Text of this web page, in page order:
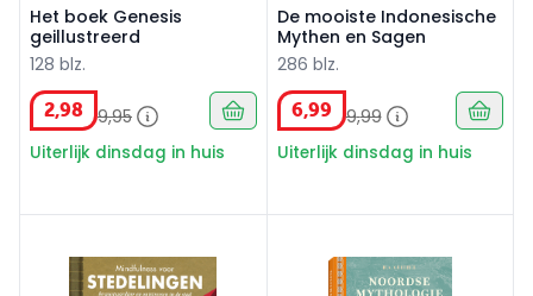
Het boek Genesis
geillustreerd
128 blz.
2,98 9,95
Uiterlijk dinsdag in huis
De mooiste Indonesische
Mythen en Sagen
286 blz.
6,99 9,99
Uiterlijk dinsdag in huis